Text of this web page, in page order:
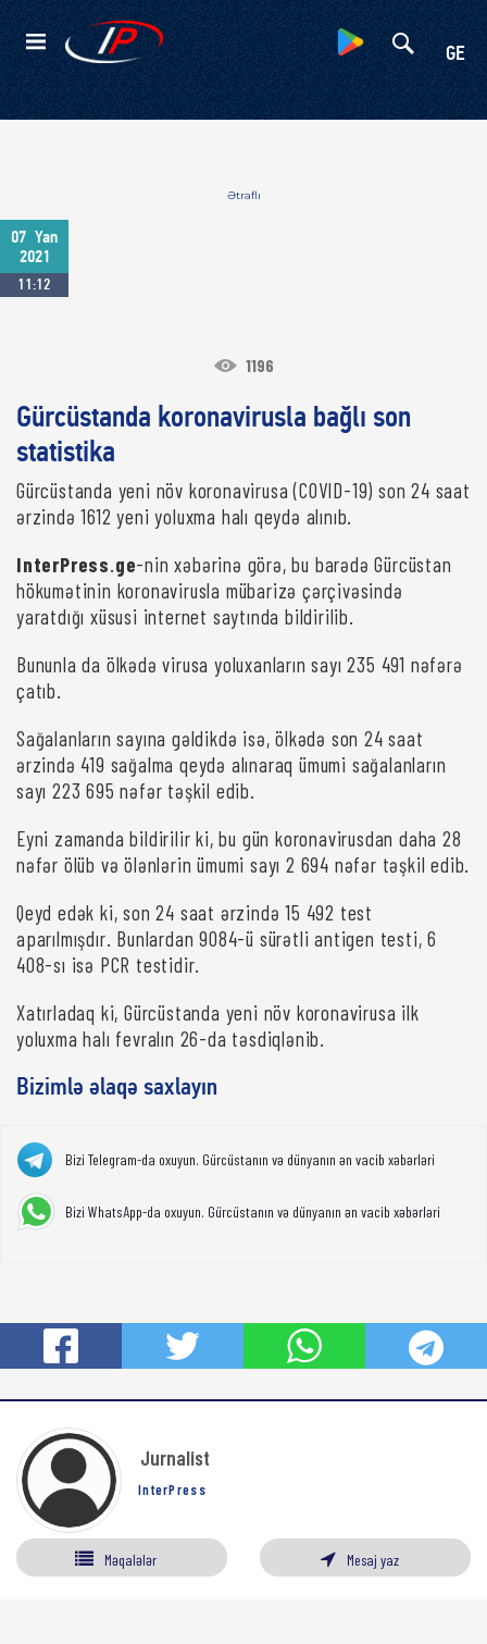
GE
Kateqoriyalar
Ətraflı
07 Yan
2021
11:12
1196
Gürcüstanda koronavirusla bağlı son
statistika
Gürcüstanda yeni növ koronavirusa (COVID-19) son 24 saat
ərzində 1612 yeni yoluxma halı qeydə alınıb.
InterPress.ge-nin xəbərinə görə, bu barədə Gürcüstan
hökumətinin koronavirusla mübarizə çərçivəsində
yaratdığı xüsusi internet saytında bildirilib.
Bununla da ölkədə virusa yoluxanların sayı 235 491 nəfərə
çatıb.
Sağalanların sayına gəldikdə isə, ölkədə son 24 saat
ərzində 419 sağalma qeydə alınaraq ümumi sağalanların
sayı 223 695 nəfər təşkil edib.
Eyni zamanda bildirilir ki, bu gün koronavirusdan daha 28
nəfər ölüb və ölənlərin ümumi sayı 2 694 nəfər təşkil edib.
Qeyd edək ki, son 24 saat ərzində 15 492 test
aparılmışdır. Bunlardan 9084-ü sürətli antigen testi, 6
408-sı isə PCR testidir.
Xatırladaq ki, Gürcüstanda yeni növ koronavirusa ilk
yoluxma halı fevralın 26-da təsdiqlənib.
Bizimlə əlaqə saxlayın
Bizi Telegram-da oxuyun. Gürcüstanın və dünyanın ən vacib xəbərləri
Bizi WhatsApp-da oxuyun. Gürcüstanın və dünyanın ən vacib xəbərləri
Jurnalist
InterPress
Məqalələr Mesaj yaz